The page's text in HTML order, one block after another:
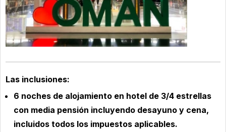
Las inclusiones:
6 noches de alojamiento en hotel de 3/4 estrellas
con media pensión incluyendo desayuno y cena,
incluidos todos los impuestos aplicables.